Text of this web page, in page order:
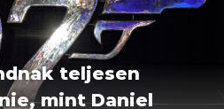
teljesen
mint Daniel